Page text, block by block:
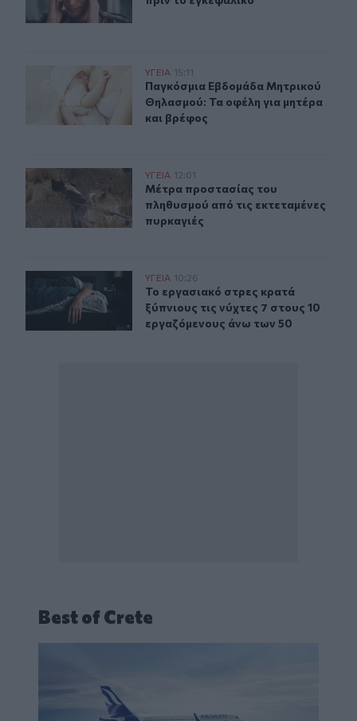
Παγκόσμια Εβδομάδα Μητρικού Θηλασμού: Τα οφέλη
ΥΓΕΙΑ 15:11
Παγκόσμια Εβδομάδα Μητρικού
Παγκόσμια Εβδομάδα Μητρικού
Θηλασμού: Τα οφέλη για μητέρα
και βρέφος
Μέτρα προστασίας του πληθυσμού από τις
ΥΓΕΙΑ 12:01
Μέτρα προστασίας του πληθυσμού
Μέτρα προστασίας του
πληθυσμού από τις εκτεταμένες
πυρκαγιές
Το εργασιακό στρες κρατά ξύπνιους τις νύχτες 7
ΥΓΕΙΑ 10:26
Το εργασιακό στρες κρατά
Το εργασιακό στρες κρατά
ξύπνιους τις νύχτες 7 στους 10
εργαζόμενους άνω των 50
Best of Crete